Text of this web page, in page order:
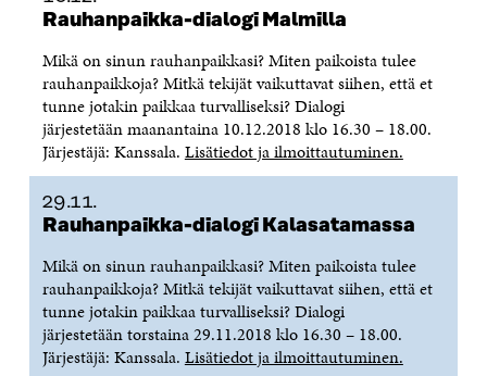
Rauhanpaikka-dialogi Malmilla
Mikä on sinun rauhanpaikkasi? Miten paikoista tulee
rauhanpaikkoja? Mitkä tekijät vaikuttavat siihen, että et
tunne jotakin paikkaa turvalliseksi? Dialogi
järjestetään maanantaina 10.12.2018 klo 16.30 – 18.00.
Järjestäjä: Kanssala. Lisätiedot ja ilmoittautuminen.
29.11.
Rauhanpaikka-dialogi Kalasatamassa
Mikä on sinun rauhanpaikkasi? Miten paikoista tulee
rauhanpaikkoja? Mitkä tekijät vaikuttavat siihen, että et
tunne jotakin paikkaa turvalliseksi? Dialogi
järjestetään torstaina 29.11.2018 klo 16.30 – 18.00.
Järjestäjä: Kanssala. Lisätiedot ja ilmoittautuminen.